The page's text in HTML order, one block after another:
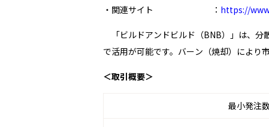
・関連サイト ： https://
「ビルドアンドビルド（BNB）」は、分
で活用が可能です。バーン（焼却）により
＜取引概要＞
最小発注